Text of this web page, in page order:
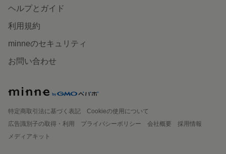
ヘルプとガイド
利用規約
minneのセキュリティ
お問い合わせ
特定商取引法に基づく表記
Cookieの使用について
広告識別子の取得・利用
プライバシーポリシー 会社概要
採用情報
メディアキット